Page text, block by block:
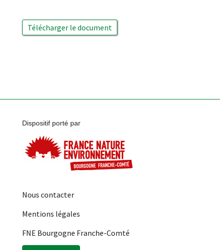
Télécharger le document
Dispositif porté par
Nous contacter
Mentions légales
FNE Bourgogne Franche-Comté